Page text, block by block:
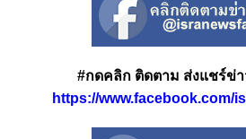
#กดคลิก ติดตาม ส่งแชร์ข่
https://www.facebook.com/